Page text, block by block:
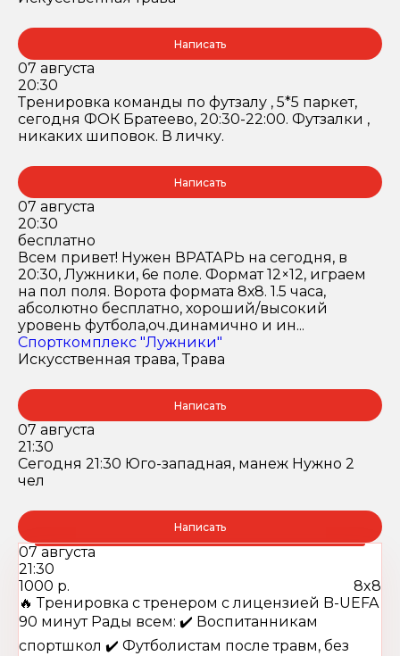
Написать
07 августа
20:30
Тренировка команды по футзалу , 5*5 паркет,
сегодня ФОК Братеево, 20:30-22:00. Футзалки ,
никаких шиповок. В личку.
Написать
07 августа
20:30
бесплатно
Всем привет! Нужен ВРАТАРЬ на сегодня, в
20:30, Лужники, 6е поле. Формат 12×12, играем
на пол поля. Ворота формата 8х8. 1.5 часа,
абсолютно бесплатно, хороший/высокий
уровень футбола,оч.динамично и ин...
Спорткомплекс "Лужники"
Искусственная трава, Трава
Написать
07 августа
21:30
Сегодня 21:30 Юго-западная, манеж Нужно 2
чел
Написать
07 августа
21:30
1000 р.
8x8
🔥 Тренировка с тренером c лицензией B-UEFA
90 минут Рады всем: ✔️ Воспитанникам
спортшкол ✔️ Футболистам после травм, без